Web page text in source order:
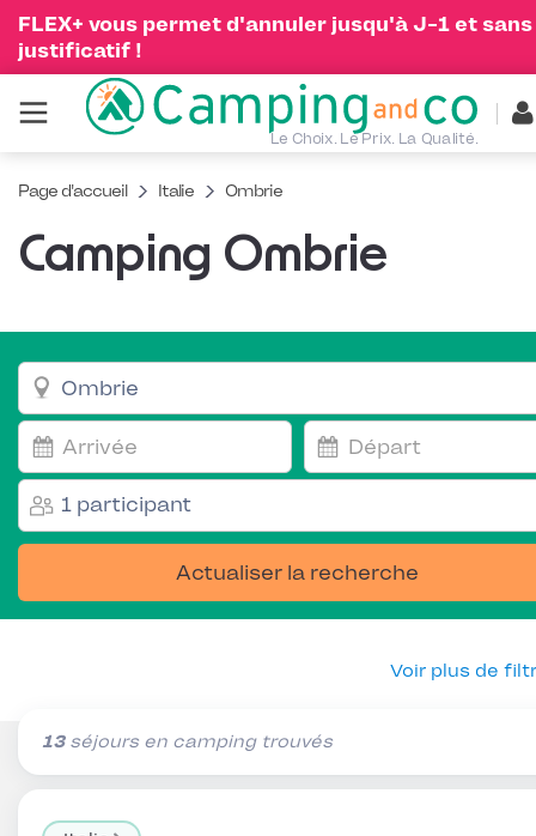
FLEX+ vous permet d'annuler jusqu'à J-1 et sans
justificatif !
Le Choix. Le Prix. La Qualité.
Page d'accueil Italie Ombrie
Camping Ombrie
1 participant
Actualiser la recherche
Voir plus de
13séjours en camping trouvés